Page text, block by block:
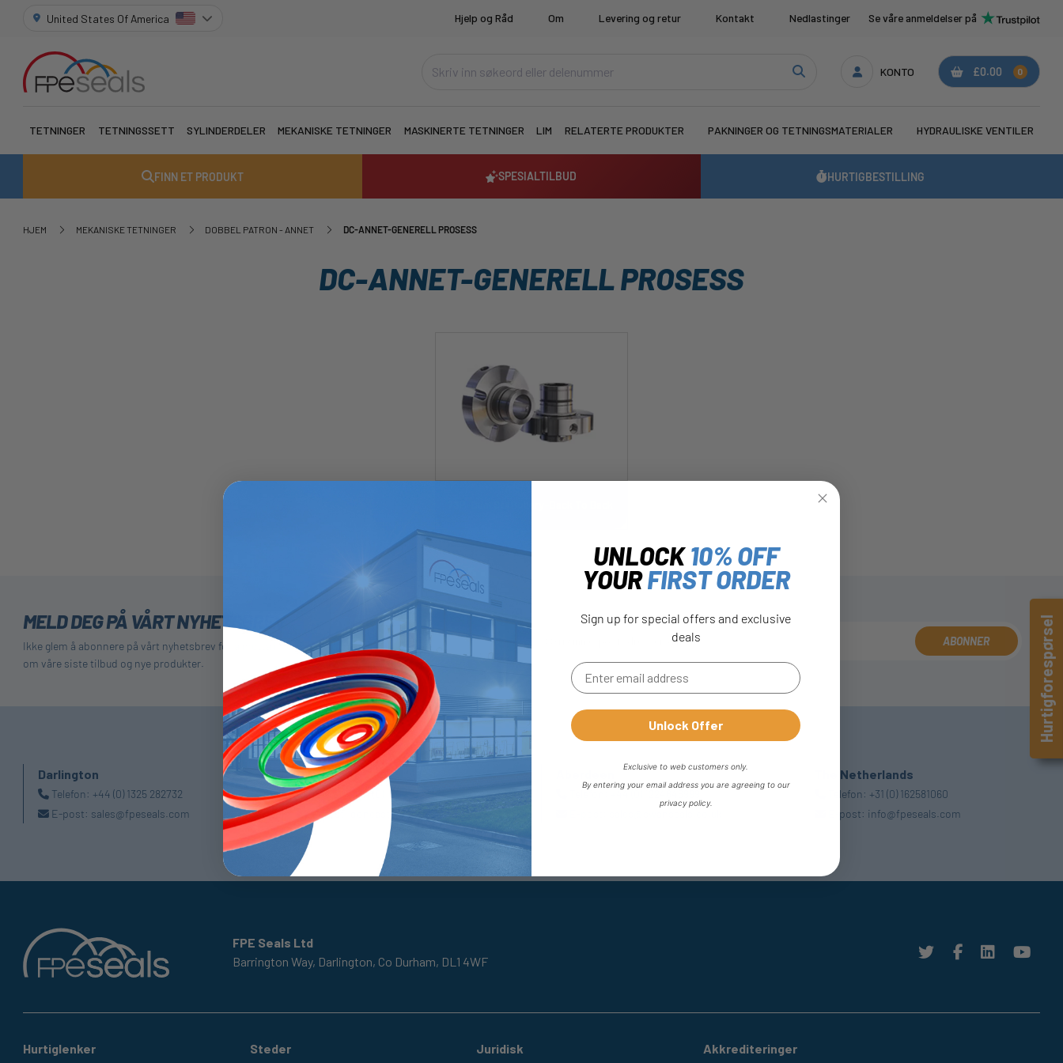
United States Of America Hjelp og Råd Om Levering og retur Kontakt Nedlastinger Se våre anmeldelser på
KONTO £0.00 0
TETNINGER TETNINGSSETT SYLINDERDELER MEKANISKE TETNINGER MASKINERTE TETNINGER LIM RELATERTE PRODUKTER PAKNINGER OG TETNINGSMATERIALER HYDRAULISKE VENTILER
FINN ET PRODUKT SPESIALTILBUD HURTIGBESTILLING
HJEM MEKANISKE TETNINGER DOBBEL PATRON - ANNET DC-ANNET-GENERELL PROSESS
DC-ANNET-GENERELL PROSESS
MELD DEG PÅ VÅRT NYHETSBREV
Ikke glem å abonnere på vårt nyhetsbrev for å motta informasjon
om våre siste tilbud og nye produkter.
ABONNER
Darlington
Telefon: +44 (0) 1325 282732
E-post: sales@fpeseals.com
Doncaster
Telefon:
+44 (0) 1302727252
E-post:
doncaster@fpeseals.com
Telefon:
+44 (0) 1224648999
The Netherlands
Telefon: +31 (0) 162581060
E-post: info@fpeseals.com
FPE Seals Ltd
Barrington Way, Darlington, Co Durham, DL1 4WF
Hurtiglenker Steder Juridisk Akkrediteringer
Hurtigforespørsel
UNLOCK10% OFF
YOURFIRST ORDER
Sign up for special offers and exclusive
deals
Unlock Offer
Exclusive to web customers only.
By entering your email address you are agreeing to our
privacy policy.